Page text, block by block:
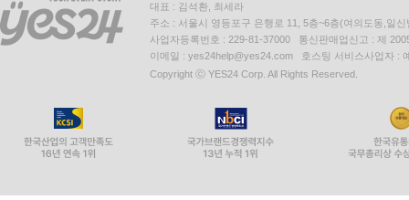
대표 : 김석환, 최세라
주소 : 서울시 영등포구 은행로 11, 5층~6층(여의도동,일신
사업자등록번호 : 229-81-37000 통신판매업신고 : 제
이메일 : yes24help@yes24.com 호스팅 서비스사업자 :
Copyright ⓒ YES24 Corp. All Rights Reserved.